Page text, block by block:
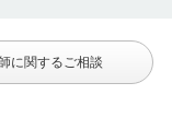
に関するご相談